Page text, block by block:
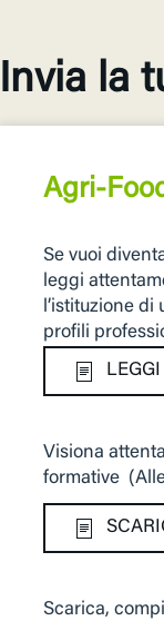
Invia la
Agri-
Se vuoi
leggi
l’istituzione di
proﬁli
LEGGI
Visiona
formative
Scarica,